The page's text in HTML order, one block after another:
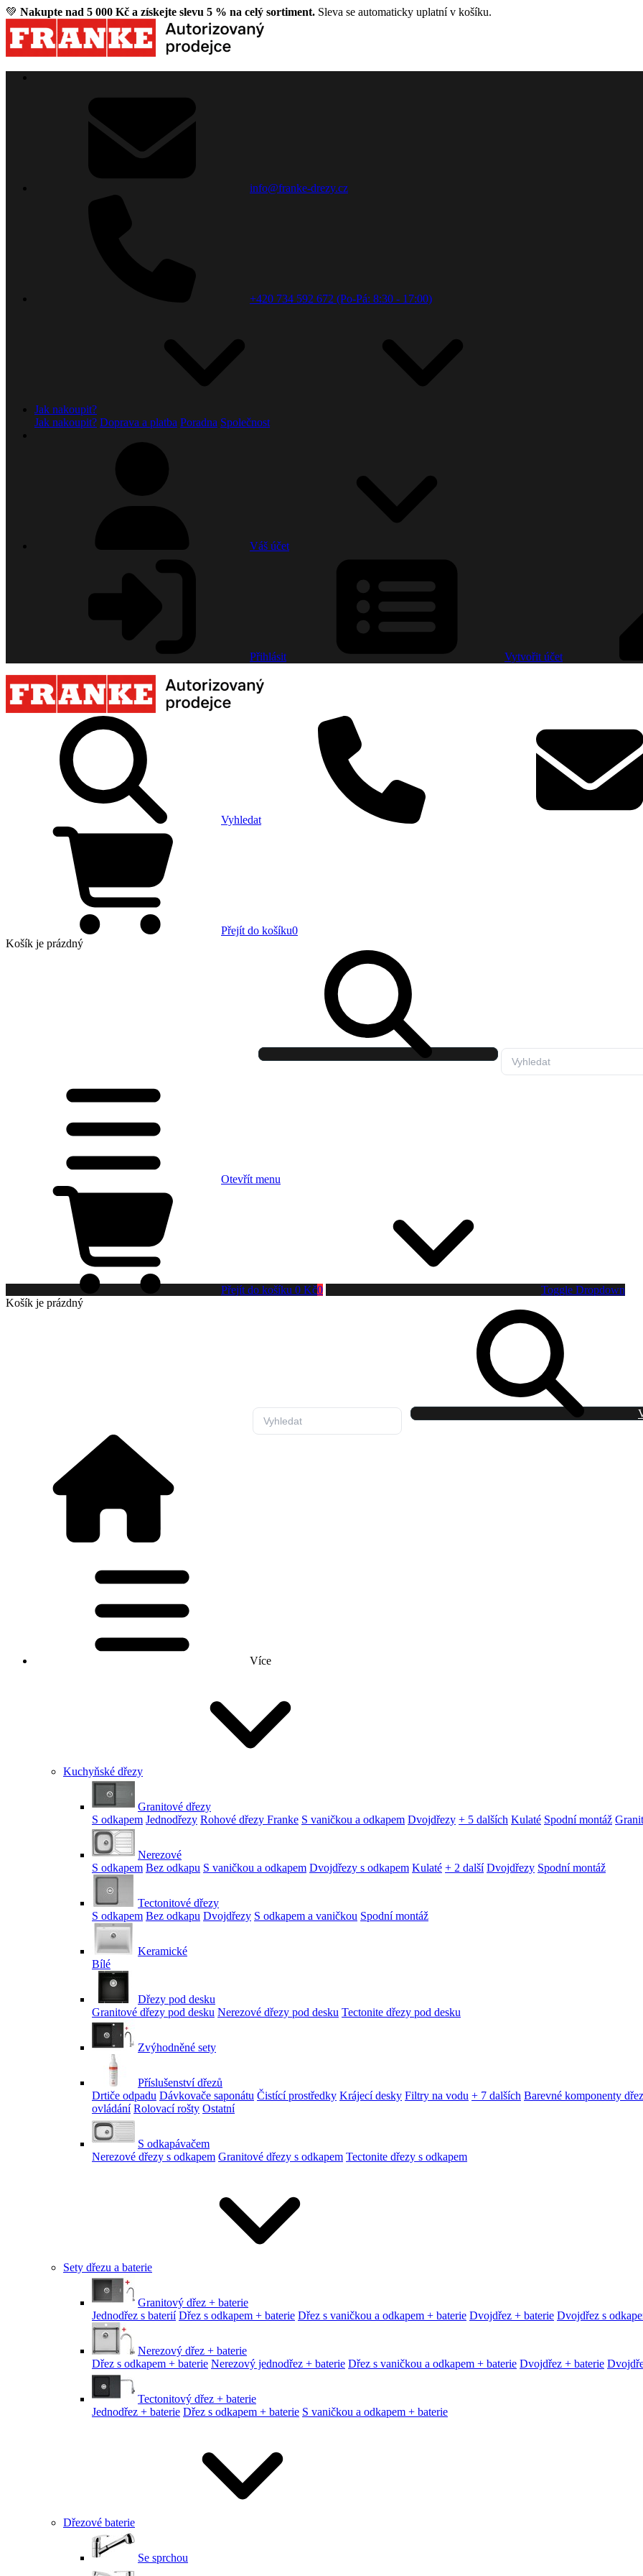
💚 Nakupte nad 5 000 Kč a získejte slevu 5 % na celý sortiment. Sleva se automaticky uplatní v košíku.
info@franke-drezy.cz
+420 734 592 672 (Po-Pá: 8:30 - 17:00)
Jak nakoupit?
Jak nakoupit? Doprava a platba Poradna Společnost
Váš účet
Přihlásit Vytvořit účet
Vyhledat
Přejít do košíku0
Košík je prázdný
Otevřít menu
Přejít do košíku 0 Kč0
Toggle Dropdown
Košík je prázdný
Více
Kuchyňské dřezy
Granitové dřezy
S odkapem Jednodřezy Rohové dřezy Franke S vaničkou a odkapem Dvojdřezy + 5 dalších Kulaté Spodní montáž
Nerezové
S odkapem Bez odkapu S vaničkou a odkapem Dvojdřezy s odkapem Kulaté + 2 další Dvojdřezy Spodní montáž
Tectonitové dřezy
S odkapem Bez odkapu Dvojdřezy S odkapem a vaničkou Spodní montáž
Keramické
Bílé
Dřezy pod desku
Granitové dřezy pod desku Nerezové dřezy pod desku Tectonite dřezy pod desku
Zvýhodněné sety
Příslušenství dřezů
Drtiče odpadu Dávkovače saponátu Čistící prostředky Krájecí desky Filtry na vodu + 7 dalších Barevné komponenty
ovládání Rolovací rošty Ostatní
S odkapávačem
Nerezové dřezy s odkapem Granitové dřezy s odkapem Tectonite dřezy s odkapem
Sety dřezu a baterie
Granitový dřez + baterie
Jednodřez s baterií Dřez s odkapem + baterie Dřez s vaničkou a odkapem + baterie Dvojdřez + baterie Dvojdřez s
Nerezový dřez + baterie
Dřez s odkapem + baterie Nerezový jednodřez + baterie Dřez s vaničkou a odkapem + baterie Dvojdřez + baterie
Tectonitový dřez + baterie
Jednodřez + baterie Dřez s odkapem + baterie S vaničkou a odkapem + baterie
Dřezové baterie
Se sprchou